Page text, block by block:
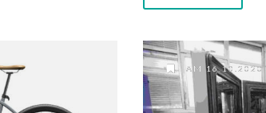
AM